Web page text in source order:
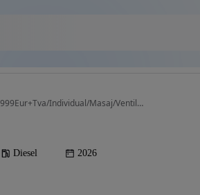
2993 cm3 • 300 CP • 89.999Eur+Tva/Individual/Masaj/Ventilatie/Suspensie/Cristale/Garantie
Diesel 2026